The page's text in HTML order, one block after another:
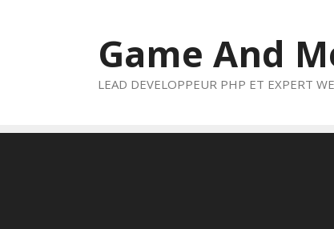
Game And
LEAD DEVELOPPEUR PHP ET EXPERT